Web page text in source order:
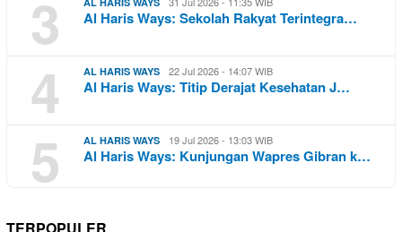
3 Al Haris Ways: Sekolah Rakyat Terintegra…
4 AL HARIS WAYS 22 Jul 2026 - 14:07 WIB
Al Haris Ways: Titip Derajat Kesehatan J…
5 AL HARIS WAYS 19 Jul 2026 - 13:03 WIB
Al Haris Ways: Kunjungan Wapres Gibran k…